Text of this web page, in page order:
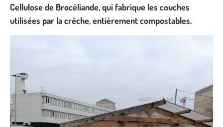
Cellulose de Brocéliande, qui fabrique les couches
utilisées par la crèche, entièrement compostables.